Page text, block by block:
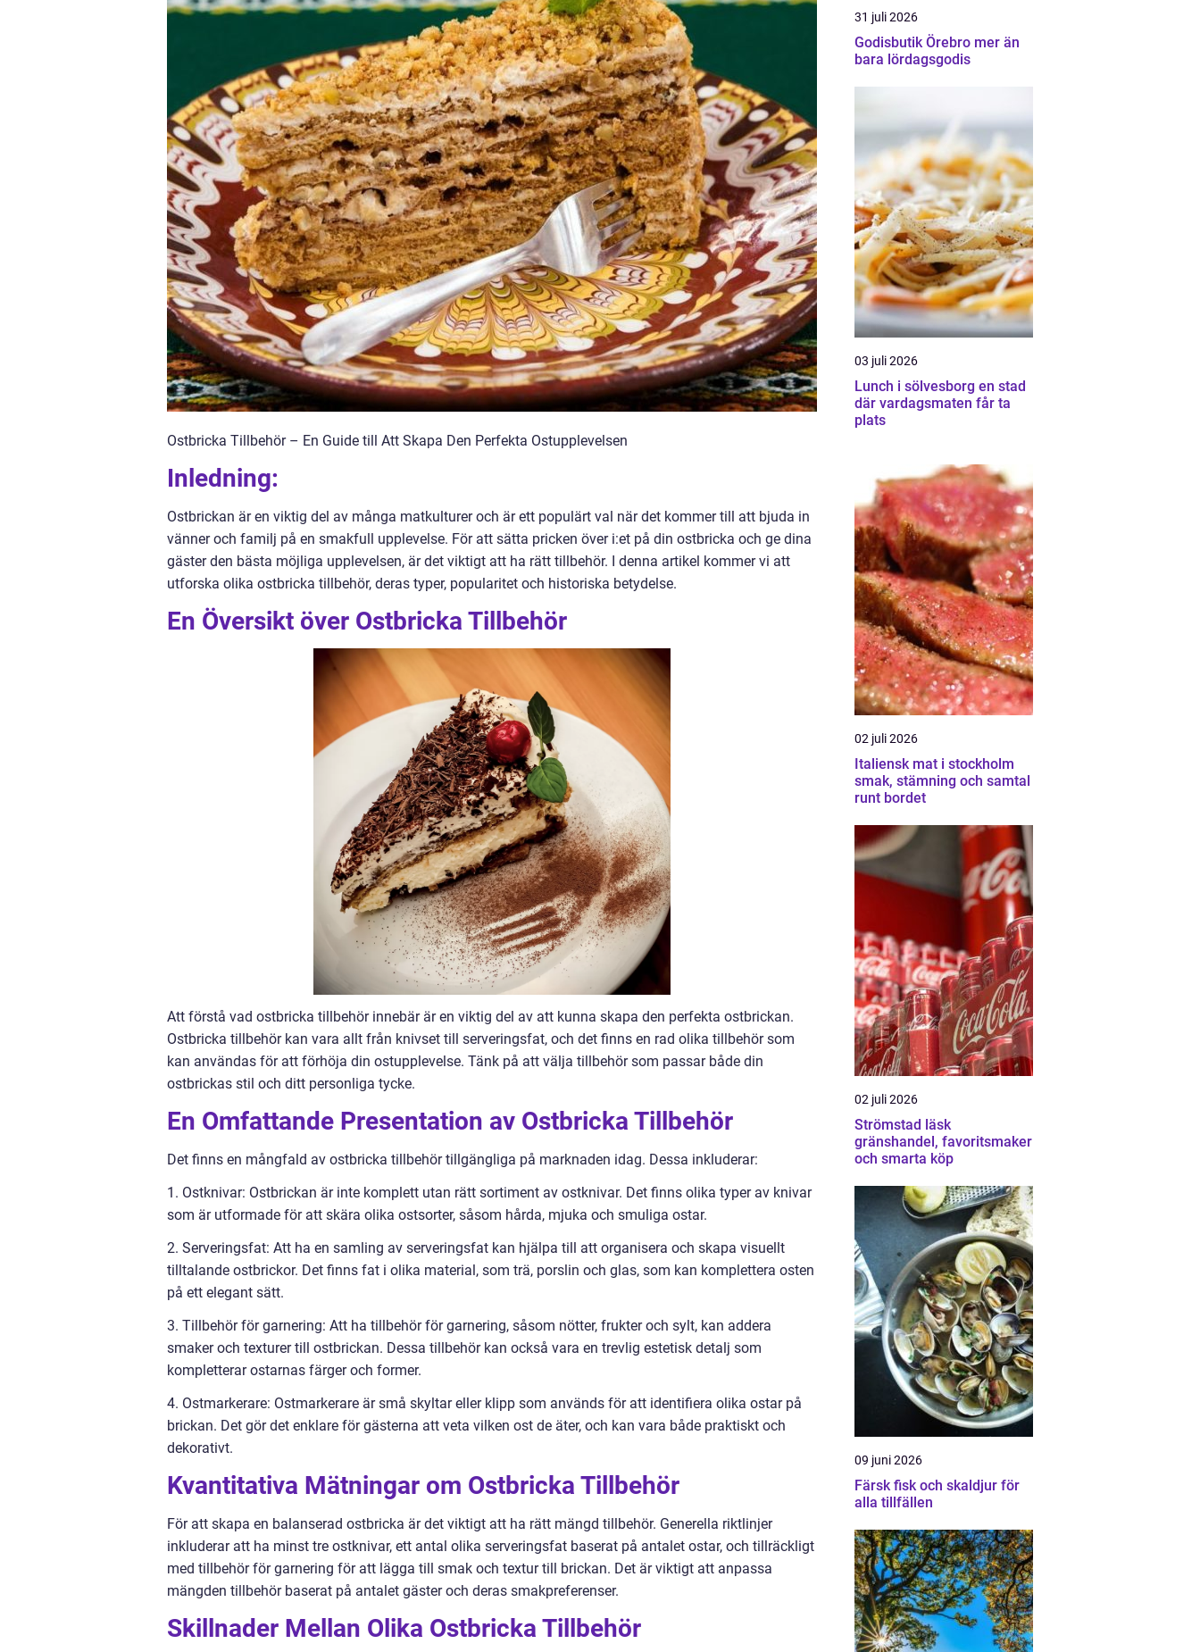
Ostbricka Tillbehör – En Guide till Att Skapa Den Perfekta Ostupplevelsen
Inledning:
Ostbrickan är en viktig del av många matkulturer och är ett populärt val när det kommer till att bjuda in
vänner och familj på en smakfull upplevelse. För att sätta pricken över i:et på din ostbricka och ge dina
gäster den bästa möjliga upplevelsen, är det viktigt att ha rätt tillbehör. I denna artikel kommer vi att
utforska olika ostbricka tillbehör, deras typer, popularitet och historiska betydelse.
En Översikt över Ostbricka Tillbehör
Att förstå vad ostbricka tillbehör innebär är en viktig del av att kunna skapa den perfekta ostbrickan.
Ostbricka tillbehör kan vara allt från knivset till serveringsfat, och det finns en rad olika tillbehör som
kan användas för att förhöja din ostupplevelse. Tänk på att välja tillbehör som passar både din
ostbrickas stil och ditt personliga tycke.
En Omfattande Presentation av Ostbricka Tillbehör
Det finns en mångfald av ostbricka tillbehör tillgängliga på marknaden idag. Dessa inkluderar:
1. Ostknivar: Ostbrickan är inte komplett utan rätt sortiment av ostknivar. Det finns olika typer av knivar
som är utformade för att skära olika ostsorter, såsom hårda, mjuka och smuliga ostar.
2. Serveringsfat: Att ha en samling av serveringsfat kan hjälpa till att organisera och skapa visuellt
tilltalande ostbrickor. Det finns fat i olika material, som trä, porslin och glas, som kan komplettera osten
på ett elegant sätt.
3. Tillbehör för garnering: Att ha tillbehör för garnering, såsom nötter, frukter och sylt, kan addera
smaker och texturer till ostbrickan. Dessa tillbehör kan också vara en trevlig estetisk detalj som
kompletterar ostarnas färger och former.
4. Ostmarkerare: Ostmarkerare är små skyltar eller klipp som används för att identifiera olika ostar på
brickan. Det gör det enklare för gästerna att veta vilken ost de äter, och kan vara både praktiskt och
dekorativt.
Kvantitativa Mätningar om Ostbricka Tillbehör
För att skapa en balanserad ostbricka är det viktigt att ha rätt mängd tillbehör. Generella riktlinjer
inkluderar att ha minst tre ostknivar, ett antal olika serveringsfat baserat på antalet ostar, och tillräckligt
med tillbehör för garnering för att lägga till smak och textur till brickan. Det är viktigt att anpassa
mängden tillbehör baserat på antalet gäster och deras smakpreferenser.
Skillnader Mellan Olika Ostbricka Tillbehör
31 juli 2026
Godisbutik Örebro mer än
bara lördagsgodis
03 juli 2026
Lunch i sölvesborg en stad
där vardagsmaten får ta
plats
02 juli 2026
Italiensk mat i stockholm
smak, stämning och samtal
runt bordet
02 juli 2026
Strömstad läsk
gränshandel, favoritsmaker
och smarta köp
09 juni 2026
Färsk fisk och skaldjur för
alla tillfällen